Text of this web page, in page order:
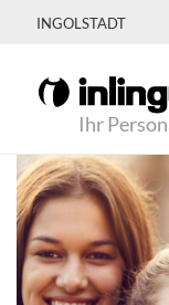
INGOLSTADT
Ihr